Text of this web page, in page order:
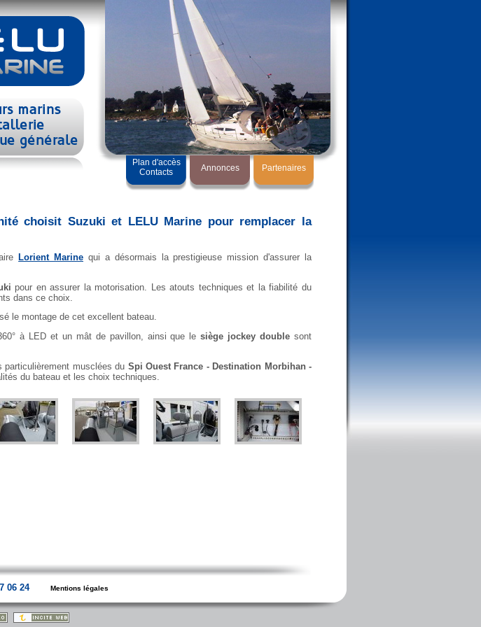
Plan d'accès
Contacts Annonces Partenaires
choisit Suzuki et LELU Marine pour remplacer la
Lorient Marine qui a désormais la prestigieuse mission d'assurer la
pour en assurer la motorisation. Les atouts techniques et la fiabilité du
dans ce choix.
le montage de cet excellent bateau.
à LED et un mât de pavillon, ainsi que lesiège jockey double sont
musclées du Spi Ouest France - Destination Morbihan -
du bateau et les choix techniques.
06 24 Mentions légales